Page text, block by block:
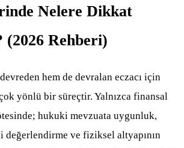
Nelere Dikkat
Rehberi)
hem de devralan eczacı için
yönlü bir süreçtir. Yalnızca finansal
hukuki mevzuata uygunluk,
değerlendirme ve fiziksel altyapının